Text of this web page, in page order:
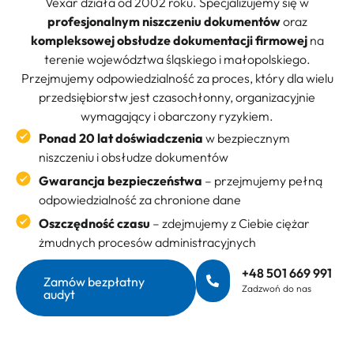
profesjonalnym niszczeniu dokumentóworaz
kompleksowej obsłudze dokumentacji firmowejna
terenie województwa śląskiego i małopolskiego.
Przejmujemy odpowiedzialność za proces, który dla wielu
przedsiębiorstw jest czasochłonny, organizacyjnie
wymagający i obarczony ryzykiem.
Ponad 20 lat doświadczenia w bezpiecznym
niszczeniu i obsłudze dokumentów
Gwarancja bezpieczeństwa – przejmujemy pełną
odpowiedzialność za chronione dane
Oszczędność czasu – zdejmujemy z Ciebie ciężar
żmudnych procesów administracyjnych
Zamów bezpłatny
audyt
+48 501 669 991
Zadzwoń do nas